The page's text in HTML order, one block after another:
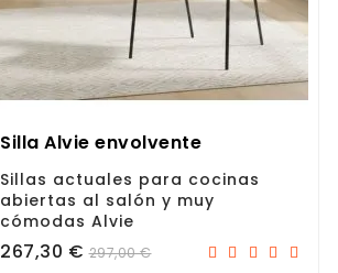
Silla Alvie envolvente
Sillas actuales para cocinas
abiertas al salón y muy
cómodas Alvie
Precio
267,30 € 297,00 €